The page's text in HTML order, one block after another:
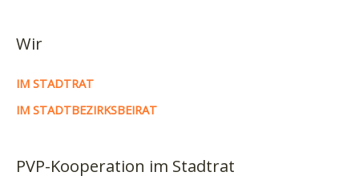
Wir
IM STADTRAT
IM STADTBEZIRKSBEIRAT
PVP-Kooperation im Stadtrat